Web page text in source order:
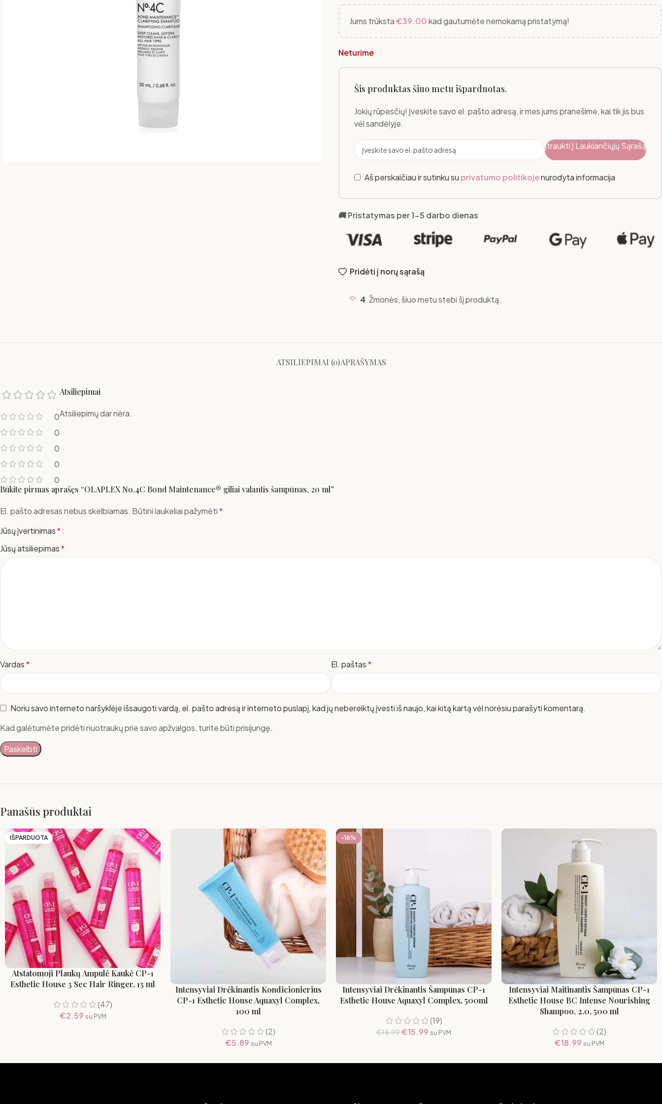
Jums trūksta€39.00kad gautumėte nemokamą pristatymą!
Neturime
Šis produktas šiuo metu išparduotas.
Jokių rūpesčių! Įveskite savo el. pašto adresą, ir mes jums pranešime, kai tik jis bus
vėl sandėlyje.
Įtraukti Į Laukiančiųjų Sąrašą
Aš perskaičiau ir sutinku su privatumo politikojenurodyta informacija
🚚 Pristatymas per 1-5 darbo dienas
Pridėti į norų sąrašą
4 Žmonės, šiuo metu stebi šį produktą.
ATSILIEPIMAI (0)APRAŠYMAS
0
0
0
0
0
Atsiliepimai
Atsiliepimų dar nėra.
Būkite pirmas aprašęs “OLAPLEX No.4C Bond Maintenance® giliai valantis šampūnas, 20 ml”
El. pašto adresas nebus skelbiamas. Būtini laukeliai pažymėti*
Jūsų įvertinimas*
Jūsų atsiliepimas*
Vardas* El. paštas*
Noriu savo interneto naršyklėje išsaugoti vardą, el. pašto adresą ir interneto puslapį, kad jų nebereiktų įvesti iš naujo, kai kitą kartą vėl norėsiu parašyti komentarą.
Kad galėtumėte pridėti nuotraukų prie savo apžvalgos, turite būti prisijungę.
Panašūs produktai
IŠPARDUOTA
Atstatomoji Plaukų Ampulė Kaukė CP-1
Esthetic House 3 Sec Hair Ringer, 13 ml
(47)
€2.59 su PVM
Intensyviai Drėkinantis Kondicionierius
CP-1 Esthetic House Aquaxyl Complex,
100 ml
(2)
€5.89 su PVM
-16%
Intensyviai Drėkinantis Šampūnas CP-1
Esthetic House Aquaxyl Complex, 500ml
(19)
€18.99€15.99 su PVM
Intensyviai Maitinantis Šampūnas CP-1
Esthetic House BC Intense Nourishing
Shampoo, 2.0, 500 ml
(2)
€18.99 su PVM